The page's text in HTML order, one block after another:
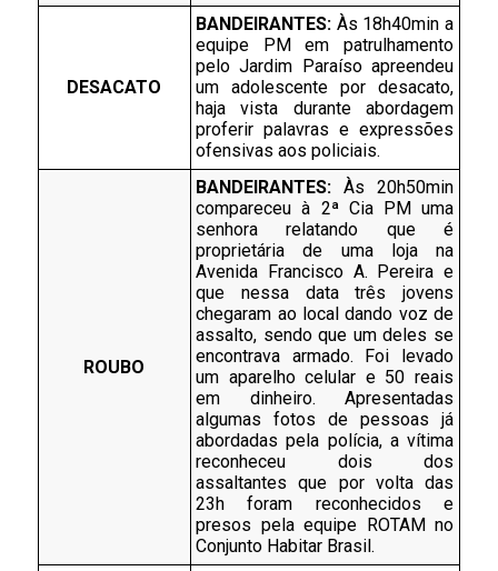
DESACATO
BANDEIRANTES: Às 18h40min a
equipe PM em patrulhamento
pelo Jardim Paraíso apreendeu
um adolescente por desacato,
haja vista durante abordagem
proferir palavras e expressões
ofensivas aos policiais.
ROUBO
BANDEIRANTES: Às 20h50min
compareceu à 2ª Cia PM uma
senhora relatando que é
proprietária de uma loja na
Avenida Francisco A. Pereira e
que nessa data três jovens
chegaram ao local dando voz de
assalto, sendo que um deles se
encontrava armado. Foi levado
um aparelho celular e 50 reais
em dinheiro. Apresentadas
algumas fotos de pessoas já
abordadas pela polícia, a vítima
reconheceu dois dos
assaltantes que por volta das
23h foram reconhecidos e
presos pela equipe ROTAM no
Conjunto Habitar Brasil.